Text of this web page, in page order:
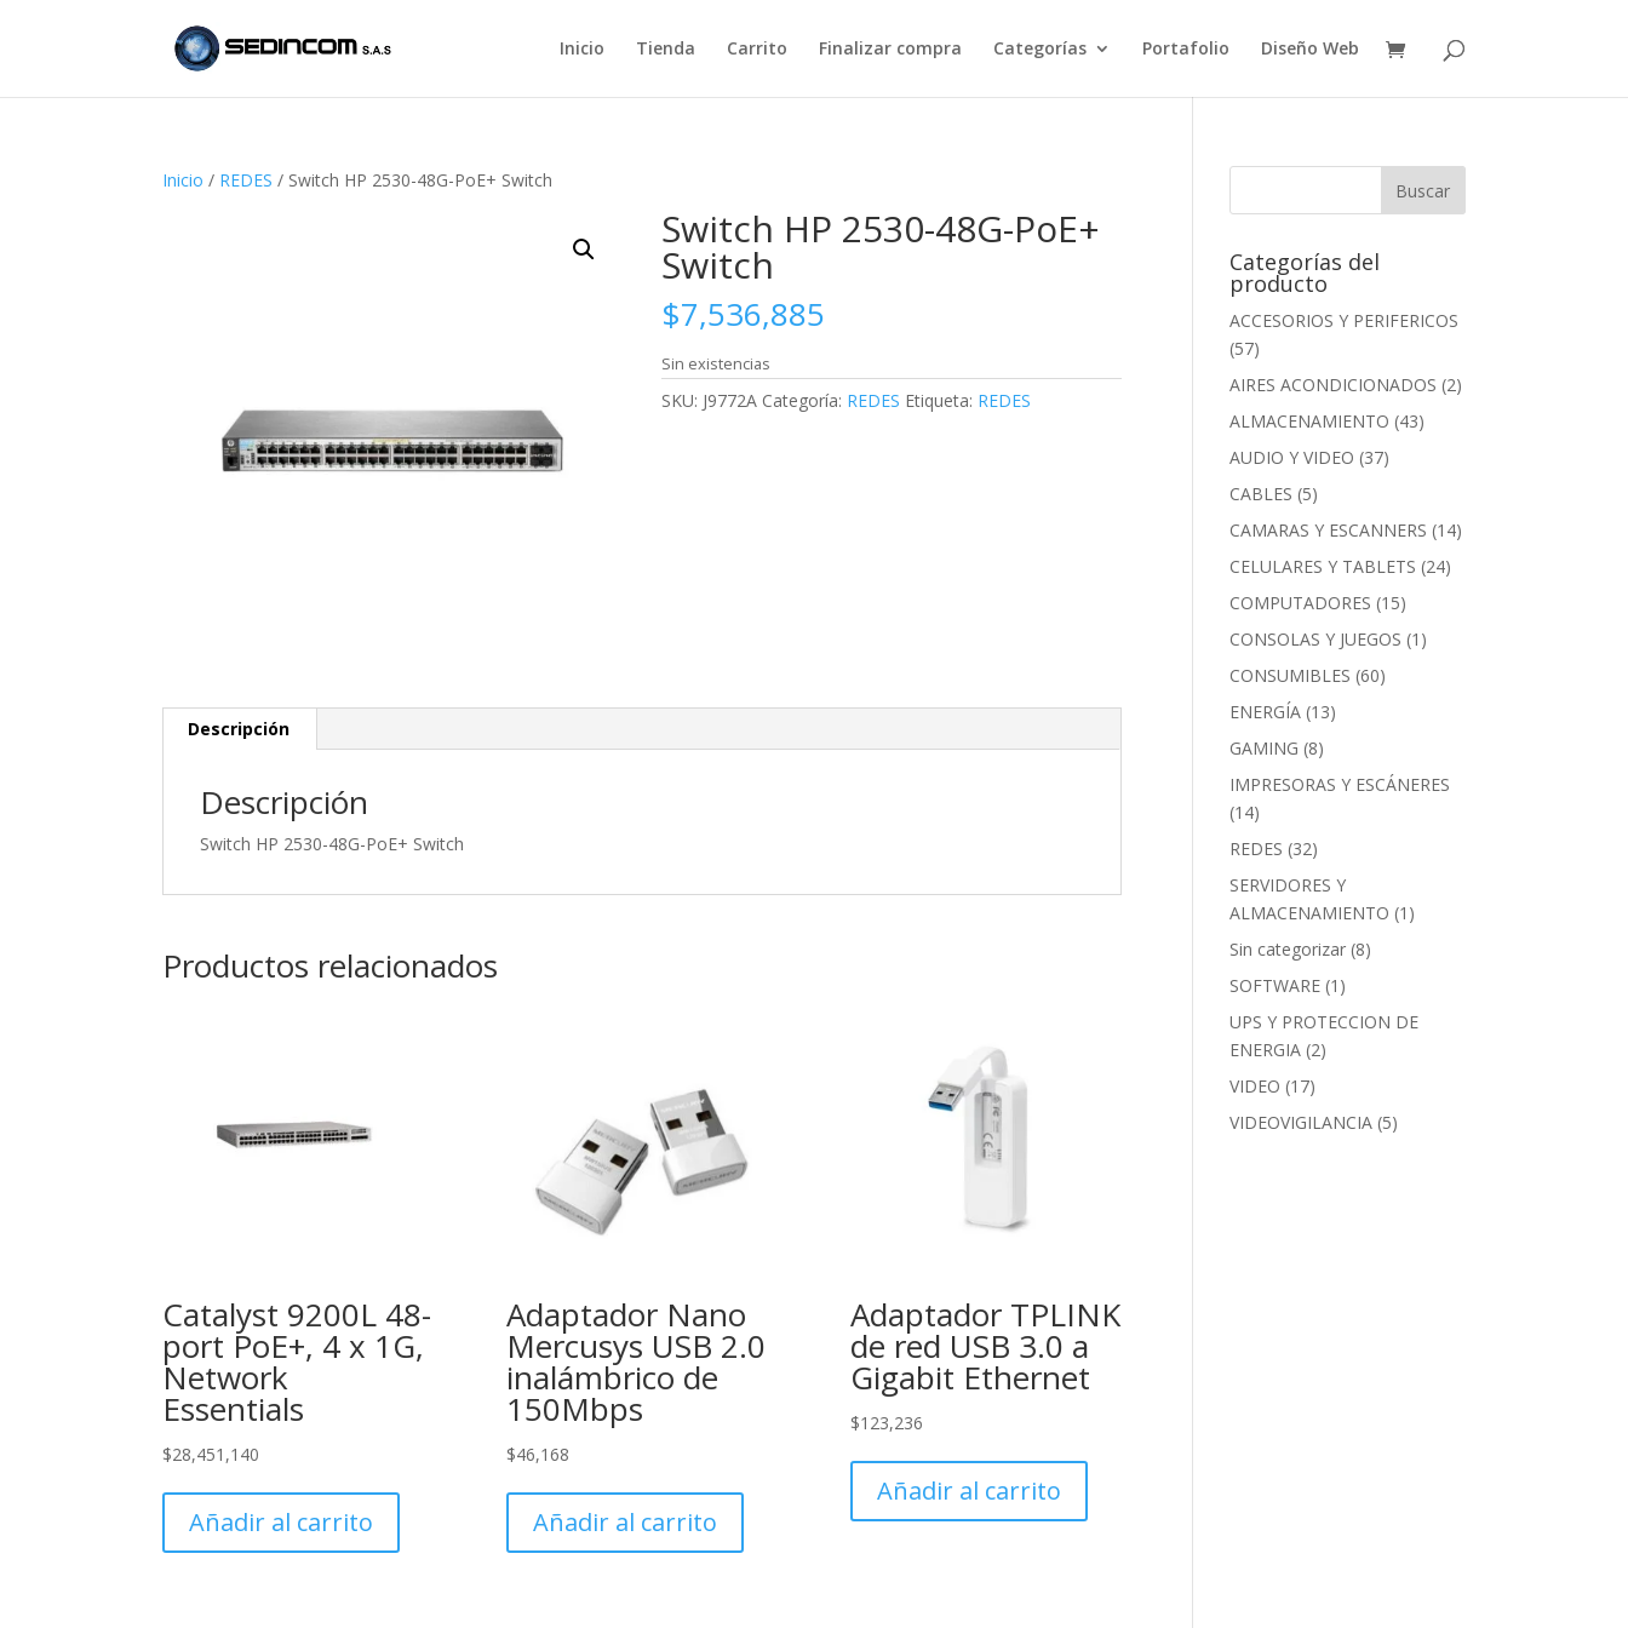
Inicio Tienda Carrito Finalizar compra Categorías Portafolio Diseño Web
Inicio / REDES / Switch HP 2530-48G-PoE+ Switch
Switch HP 2530-48G-PoE+
Switch
$7,536,885
Sin existencias
SKU: J9772A Categoría: REDES Etiqueta: REDES
Descripción
Descripción
Switch HP 2530-48G-PoE+ Switch
Productos relacionados
Catalyst 9200L 48-
port PoE+, 4 x 1G,
Network
Essentials
$28,451,140
Añadir al carrito
Adaptador Nano
Mercusys USB 2.0
inalámbrico de
150Mbps
$46,168
Añadir al carrito
Adaptador TPLINK
de red USB 3.0 a
Gigabit Ethernet
$123,236
Añadir al carrito
Categorías del
producto
ACCESORIOS Y PERIFERICOS
(57)
AIRES ACONDICIONADOS (2)
ALMACENAMIENTO (43)
AUDIO Y VIDEO (37)
CABLES (5)
CAMARAS Y ESCANNERS (14)
CELULARES Y TABLETS (24)
COMPUTADORES (15)
CONSOLAS Y JUEGOS (1)
CONSUMIBLES (60)
ENERGÍA (13)
GAMING (8)
IMPRESORAS Y ESCÁNERES
(14)
REDES (32)
SERVIDORES Y
ALMACENAMIENTO (1)
Sin categorizar (8)
SOFTWARE (1)
UPS Y PROTECCION DE
ENERGIA (2)
VIDEO (17)
VIDEOVIGILANCIA (5)